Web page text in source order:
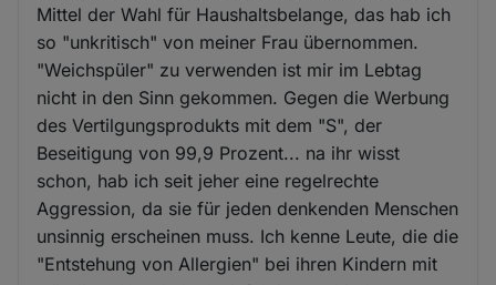
Mittel der Wahl für Haushaltsbelange, das hab ich
so "unkritisch" von meiner Frau übernommen.
"Weichspüler" zu verwenden ist mir im Lebtag
nicht in den Sinn gekommen. Gegen die Werbung
des Vertilgungsprodukts mit dem "S", der
Beseitigung von 99,9 Prozent... na ihr wisst
schon, hab ich seit jeher eine regelrechte
Aggression, da sie für jeden denkenden Menschen
unsinnig erscheinen muss. Ich kenne Leute, die die
"Entstehung von Allergien" bei ihren Kindern mit